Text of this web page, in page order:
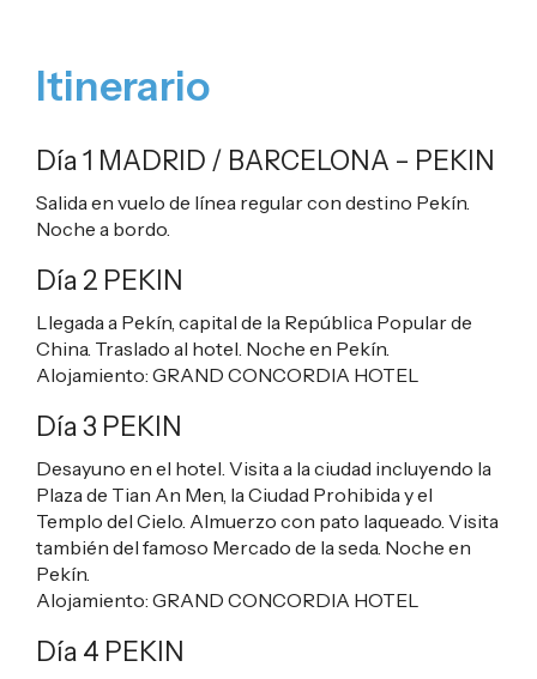
Itinerario
Día 1 MADRID / BARCELONA – PEKIN
Salida en vuelo de línea regular con destino Pekín.
Noche a bordo.
Día 2 PEKIN
Llegada a Pekín, capital de la República Popular de
China. Traslado al hotel. Noche en Pekín.
Alojamiento: GRAND CONCORDIA HOTEL
Día 3 PEKIN
Desayuno en el hotel. Visita a la ciudad incluyendo la
Plaza de Tian An Men, la Ciudad Prohibida y el
Templo del Cielo. Almuerzo con pato laqueado. Visita
también del famoso Mercado de la seda. Noche en
Pekín.
Alojamiento: GRAND CONCORDIA HOTEL
Día 4 PEKIN